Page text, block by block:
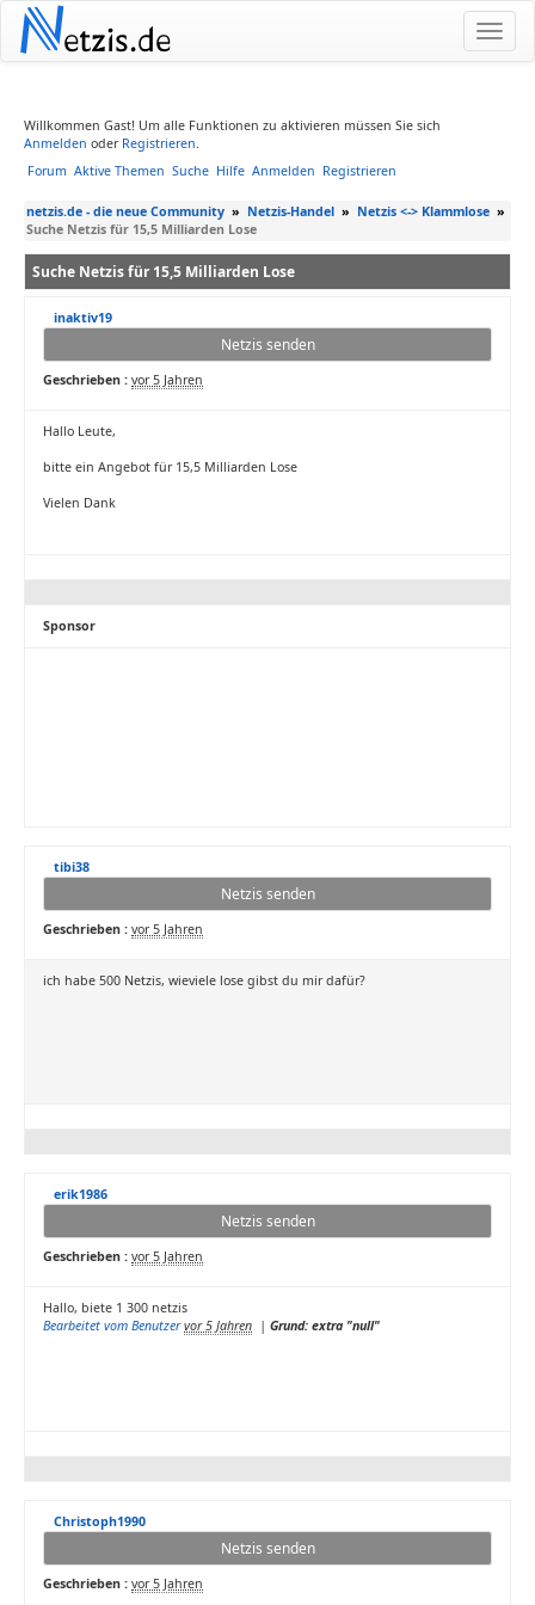
Netzis.de
Willkommen Gast! Um alle Funktionen zu aktivieren müssen Sie sich
Anmelden oder Registrieren.
Forum Aktive Themen Suche Hilfe Anmelden Registrieren
netzis.de - die neue Community » Netzis-Handel » Netzis <-> Klammlose »
Suche Netzis für 15,5 Milliarden Lose
Suche Netzis für 15,5 Milliarden Lose
inaktiv19
Netzis senden
Geschrieben : vor 5 Jahren
Hallo Leute,
bitte ein Angebot für 15,5 Milliarden Lose
Vielen Dank
Sponsor
tibi38
Netzis senden
Geschrieben : vor 5 Jahren
ich habe 500 Netzis, wieviele lose gibst du mir dafür?
erik1986
Netzis senden
Geschrieben : vor 5 Jahren
Hallo, biete 1 300 netzis
Bearbeitet vom Benutzer vor 5 Jahren | Grund: extra "null"
Christoph1990
Netzis senden
Geschrieben : vor 5 Jahren